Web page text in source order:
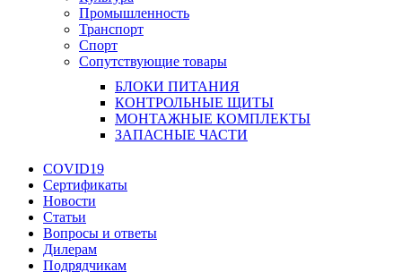
Промышленность
Транспорт
Спорт
Сопутствующие товары
БЛОКИ ПИТАНИЯ
КОНТРОЛЬНЫЕ ЩИТЫ
МОНТАЖНЫЕ КОМПЛЕКТЫ
ЗАПАСНЫЕ ЧАСТИ
COVID19
Сертификаты
Новости
Статьи
Вопросы и ответы
Дилерам
Подрядчикам